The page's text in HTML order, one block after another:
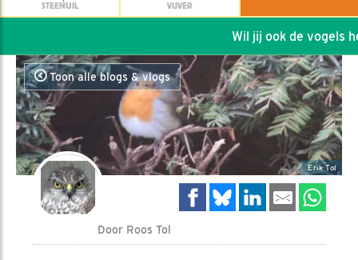
STEENUIL VIJVER
Wil jij ook de vogels
Toon alle blogs & vlogs
Erik Tol
Door Roos Tol